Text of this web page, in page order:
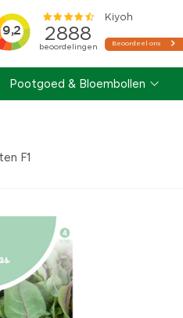
Pootgoed & Bloembollen
F1